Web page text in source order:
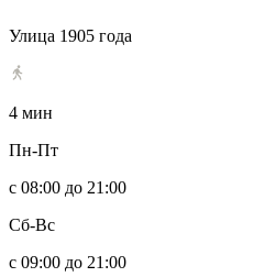
Улица 1905 года
4 мин
Пн-Пт
с 08:00 до 21:00
Сб-Вс
с 09:00 до 21:00